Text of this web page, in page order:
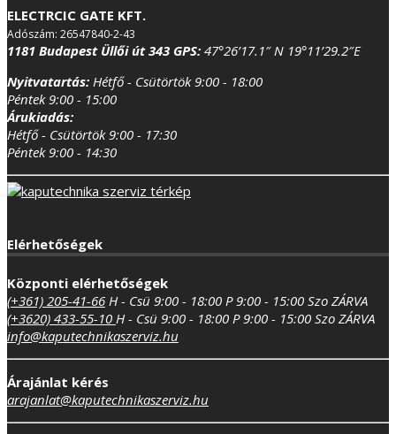
ELECTRCIC GATE KFT.
Adószám: 26547840-2-43
1181 Budapest Üllői út 343 GPS: 47°26’17.1″ N 19°11’29.2″E
Nyitvatartás: Hétfő - Csütörtök 9:00 - 18:00
Péntek 9:00 - 15:00
Árukiadás:
Hétfő - Csütörtök 9:00 - 17:30
Péntek 9:00 - 14:30
Elérhetőségek
Központi elérhetőségek
(+361) 205-41-66 H - Csü 9:00 - 18:00 P 9:00 - 15:00 Szo ZÁRVA
(+3620) 433-55-10 H - Csü 9:00 - 18:00 P 9:00 - 15:00 Szo ZÁRVA
info@kaputechnikaszerviz.hu
Árajánlat kérés
arajanlat@kaputechnikaszerviz.hu